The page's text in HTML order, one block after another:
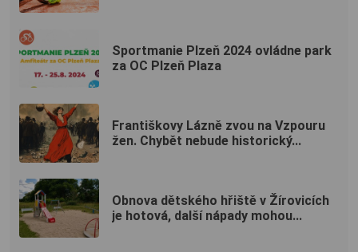
Sportmanie Plzeň 2024 ovládne park
za OC Plzeň Plaza
Františkovy Lázně zvou na Vzpouru
žen. Chybět nebude historický...
Obnova dětského hřiště v Žírovicích
je hotová, další nápady mohou...